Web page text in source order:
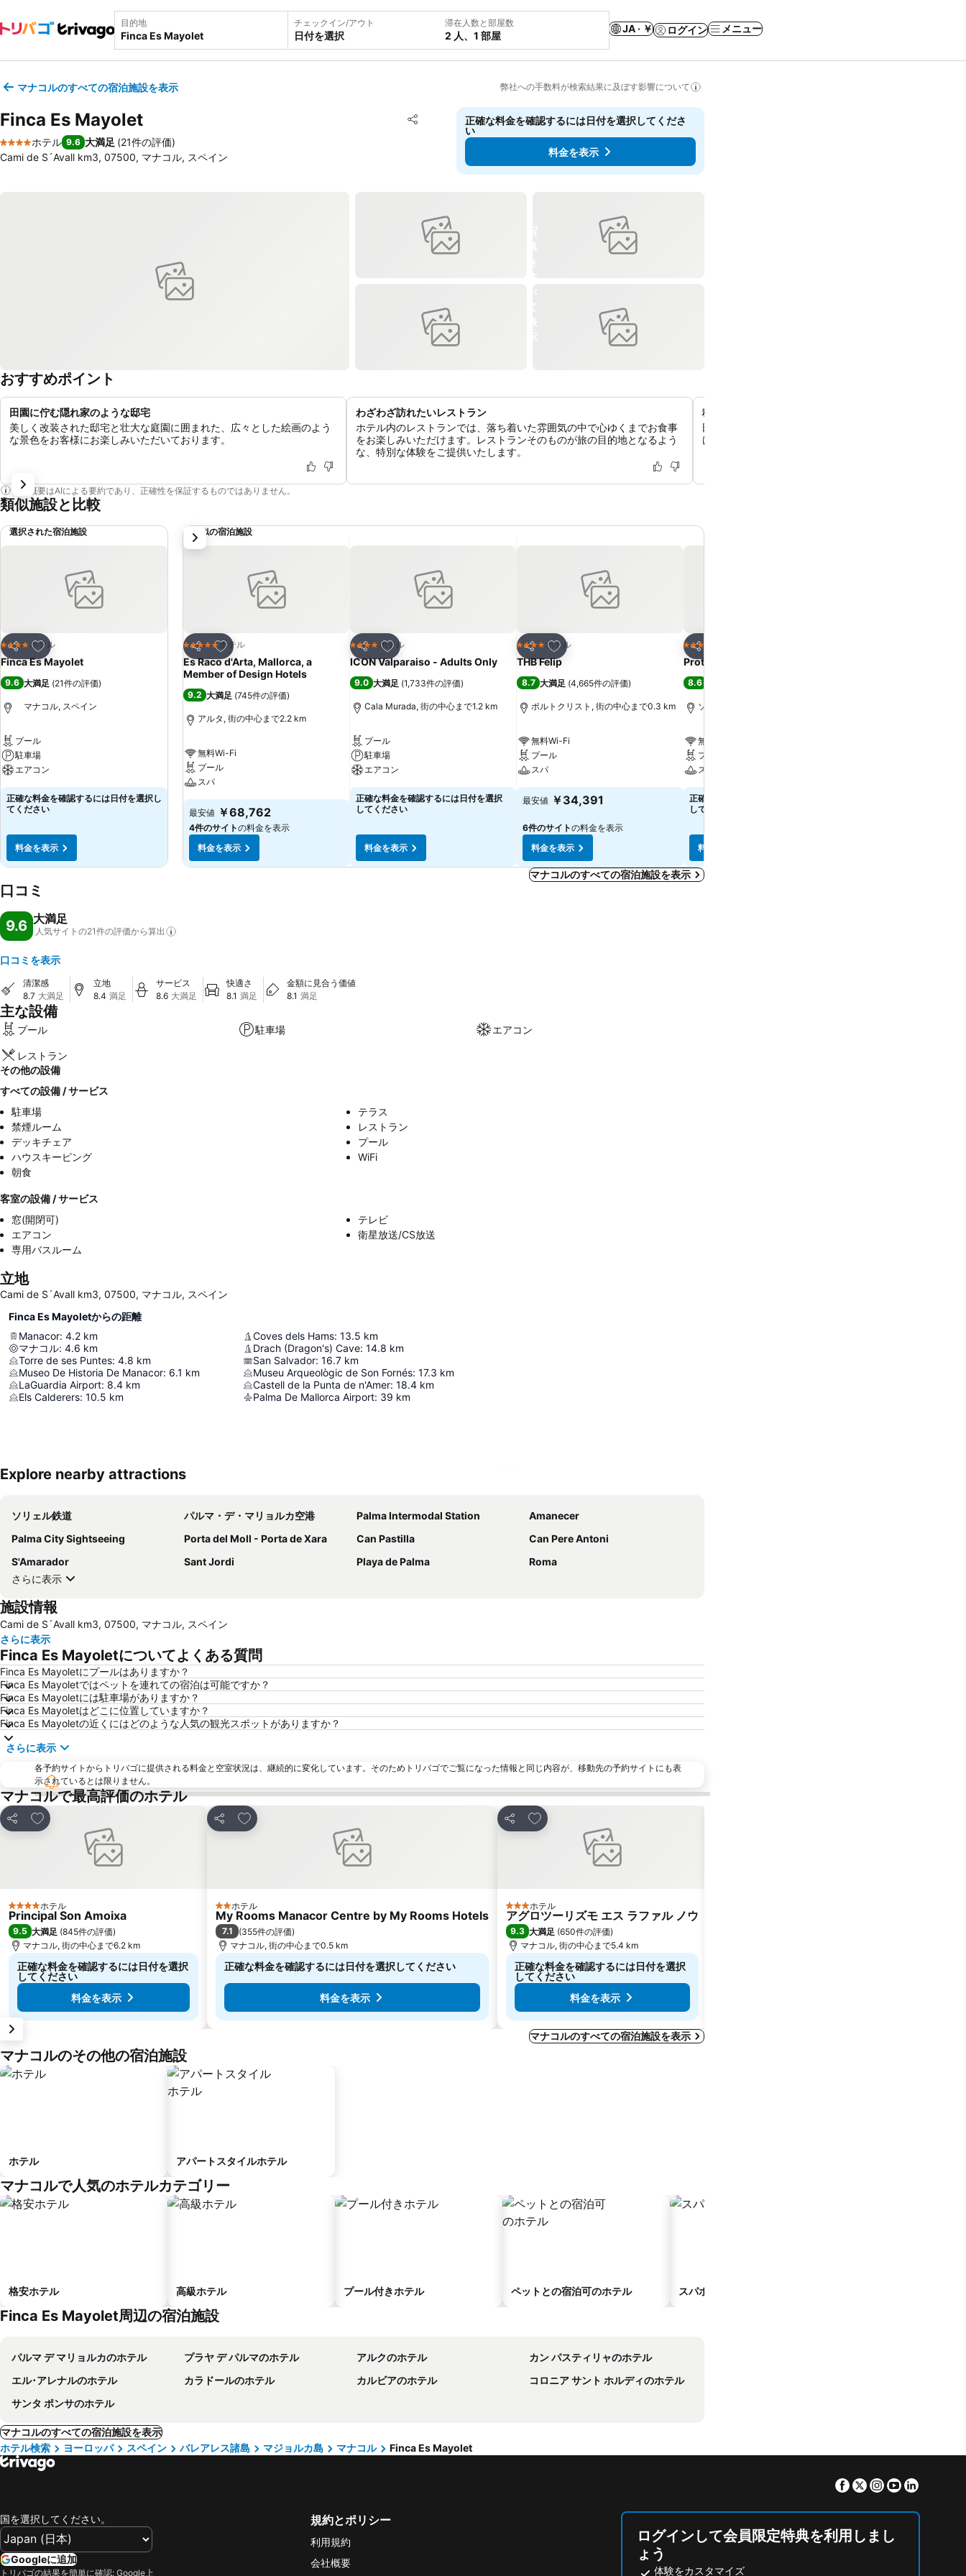
目的地 チェックイン/アウト
日付を選択
滞在人数と部屋数
2 人、1 部屋
JA · ￥ ログイン メニュー
マナコルのすべての宿泊施設を表示 弊社への手数料が検索結果に及ぼす影響について
Finca Es Mayolet シェア
お気に入りに追加
4 ホテルのランク
ホテル 9.6 大満足 (21件の評価)
Cami de S´Avall km3, 07500, マナコル, スペイン
正確な料金を確認するには日付を選択してくださ
い
料金を表示
おすすめポイント
田園に佇む隠れ家のような邸宅
美しく改装された邸宅と壮大な庭園に囲まれた、広々とした絵画のよう
な景色をお客様にお楽しみいただいております。
わざわざ訪れたいレストラン
ホテル内のレストランでは、落ち着いた雰囲気の中で心ゆくまでお食事
をお楽しみいただけます。レストランそのものが旅の目的地となるよう
な、特別な体験をご提供いたします。
穏やかなロケーションでリラックス
田園風景に囲まれた静かな環境で、穏やかなひとときを
けます。静かな休暇やゴルフ旅行に最適でございます。
この概要はAIによる要約であり、正確性を保証するものではありません。
類似施設と比較
選択された宿泊施設
シェア
お気に入りに追加
4 ホテルのランク
ホテル
Finca Es Mayolet
9.6 大満足 (21件の評価)
マナコル, スペイン
プール
駐車場
エアコン
正確な料金を確認するには日付を選択し
てください
料金を表示
類似の宿泊施設
シェア
お気に入りに追加
5 ホテルのランク
ホテル
Es Raco d'Arta, Mallorca, a
Member of Design Hotels
9.2 大満足 (745件の評価)
アルタ, 街の中心まで2.2 km
無料Wi-Fi
プール
スパ
最安値 ￥68,762
4件のサイトの料金を表示
料金を表示
シェア
お気に入りに追加
4 ホテルのランク
ホテル
ICON Valparaiso - Adults Only
9.0 大満足 (1,733件の評価)
Cala Murada, 街の中心まで1.2 km
プール
駐車場
エアコン
正確な料金を確認するには日付を選択
してください
料金を表示
シェア
お気に入りに追加
4 ホテルのランク
ホテル
THB Felip
8.7 大満足 (4,665件の評価)
ポルトクリスト, 街の中心まで0.3 km
無料Wi-Fi
プール
スパ
最安値 ￥34,391
6件のサイトの料金を表示
料金を表示
シェア
3 ホテルのランク
Protur Floriana Resort Aparthotel
8.6
ソン セルベーラ, 街の中心まで2.8 km
無料Wi-Fi
プール
スパ
正確な料金を確認するには日付を選択
してください
料金を表示
次
マナコルのすべての宿泊施設を表示
口コミ
9.6 大満足
人気サイトの21件の評価から算出
口コミを表示
清潔感
8.7 大満足
立地
8.4 満足
サービス
8.6 大満足
快適さ
8.1 満足
金額に見合う価値
8.1 満足
主な設備
プール 駐車場 エアコン
レストラン
その他の設備
すべての設備 / サービス
駐車場
テラス
禁煙ルーム
レストラン
デッキチェア
プール
ハウスキーピング
WiFi
朝食
客室の設備 / サービス
窓(開閉可)
テレビ
エアコン
衛星放送/CS放送
専用バスルーム
立地
Cami de S´Avall km3, 07500, マナコル, スペイン
Finca Es Mayoletからの距離
Manacor: 4.2 km
マナコル: 4.6 km
Torre de ses Puntes: 4.8 km
Museo De Historia De Manacor: 6.1 km
LaGuardia Airport: 8.4 km
Els Calderers: 10.5 km
Coves dels Hams: 13.5 km
Drach (Dragon's) Cave: 14.8 km
San Salvador: 16.7 km
Museu Arqueològic de Son Fornés: 17.3 km
Castell de la Punta de n'Amer: 18.4 km
Palma De Mallorca Airport: 39 km
Explore nearby attractions
ソリェル鉄道 パルマ・デ・マリョルカ空港 Palma Intermodal Station
Amanecer
Palma City Sightseeing
Porta del Moll - Porta de Xara Can Pastilla
Can Pere Antoni
S'Amarador
Sant Jordi Playa de Palma
Roma
さらに表示
施設情報
Cami de S´Avall km3, 07500, マナコル, スペイン
さらに表示
Finca Es Mayoletについてよくある質問
Finca Es Mayoletにプールはありますか？
Finca Es Mayoletではペットを連れての宿泊は可能ですか？
Finca Es Mayoletには駐車場がありますか？
Finca Es Mayoletはどこに位置していますか？
Finca Es Mayoletの近くにはどのような人気の観光スポットがありますか？
さらに表示
各予約サイトからトリバゴに提供される料金と空室状況は、継続的に変化しています。そのためトリバゴでご覧になった情報と同じ内容が、移動先の予約サイトにも表
示されているとは限りません。
マナコルで最高評価のホテル
シェア
お気に入りに追加
4 ホテルのランク
ホテル
Principal Son Amoixa
9.5 大満足 (845件の評価)
マナコル, 街の中心まで6.2 km
正確な料金を確認するには日付を選択
してください
料金を表示
シェア
お気に入りに追加
2 ホテルのランク
ホテル
My Rooms Manacor Centre by My Rooms Hotels
7.1 (355件の評価)
マナコル, 街の中心まで0.5 km
正確な料金を確認するには日付を選択してください
料金を表示
シェア
お気に入りに追加
3 ホテルのランク
ホテル
アグロツーリズモ エス ラファル ノウ
9.3 大満足 (650件の評価)
マナコル, 街の中心まで5.4 km
正確な料金を確認するには日付を選択
してください
料金を表示
マナコルのすべての宿泊施設を表示
マナコルのその他の宿泊施設
ホテル アパートスタイルホテル
マナコルで人気のホテルカテゴリー
格安ホテル 高級ホテル プール付きホテル ペットとの宿泊可のホテル スパホテル
Finca Es Mayolet周辺の宿泊施設
パルマ デ マリョルカのホテル プラヤ デ パルマのホテル アルクのホテル
カン パスティリャのホテル
エル･アレナルのホテル
カラドールのホテル カルビアのホテル
コロニア サント ホルディのホテル
サンタ ポンサのホテル
マナコルのすべての宿泊施設を表示
ホテル検索
ヨーロッパ スペイン バレアレス諸島 マジョルカ島 マナコル Finca Es Mayolet
Facebook
TwitterInstagram
Youtube
国を選択してください。
Googleに追加
トリバゴの結果を簡単に確認: Google上
規約とポリシー
利用規約
会社概要
ログインして会員限定特典を利用しまし
ょう
体験をカスタマイズ